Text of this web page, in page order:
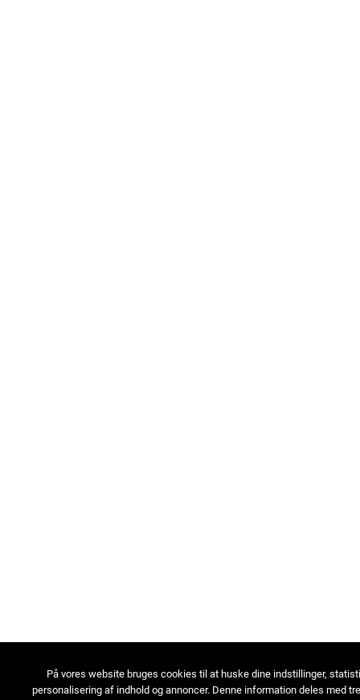
På vores website bruges cookies til at huske dine indstillinger,
personalisering af indhold og annoncer. Denne information deles med